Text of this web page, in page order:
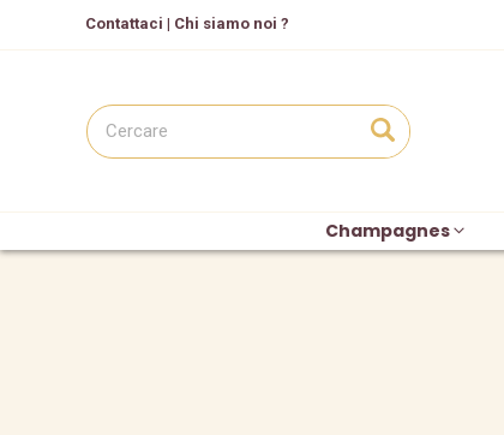
Contattaci | Chi siamo noi ?
Champagnes